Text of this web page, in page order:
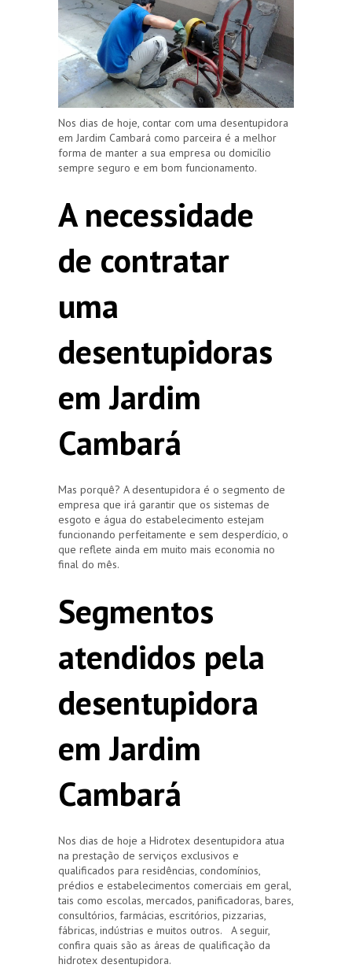
Nos dias de hoje, contar com uma desentupidora
em Jardim Cambará como parceira é a melhor
forma de manter a sua empresa ou domicílio
sempre seguro e em bom funcionamento.
A necessidade
de contratar
uma
desentupidoras
em Jardim
Cambará
Mas porquê? A desentupidora é o segmento de
empresa que irá garantir que os sistemas de
esgoto e água do estabelecimento estejam
funcionando perfeitamente e sem desperdício, o
que reflete ainda em muito mais economia no
final do mês.
Segmentos
atendidos pela
desentupidora
em Jardim
Cambará
Nos dias de hoje a Hidrotex desentupidora atua
na prestação de serviços exclusivos e
qualificados para residências, condomínios,
prédios e estabelecimentos comerciais em geral,
tais como escolas, mercados, panificadoras, bares,
consultórios, farmácias, escritórios, pizzarias,
fábricas, indústrias e muitos outros. A seguir,
confira quais são as áreas de qualificação da
hidrotex desentupidora.